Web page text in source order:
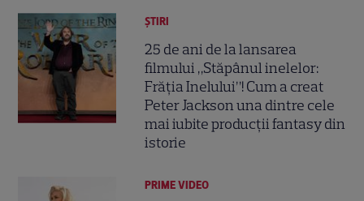
ȘTIRI
25 de ani de la lansarea
filmului „Stăpânul inelelor:
Frăția Inelului”! Cum a creat
Peter Jackson una dintre cele
mai iubite producții fantasy din
istorie
PRIME VIDEO